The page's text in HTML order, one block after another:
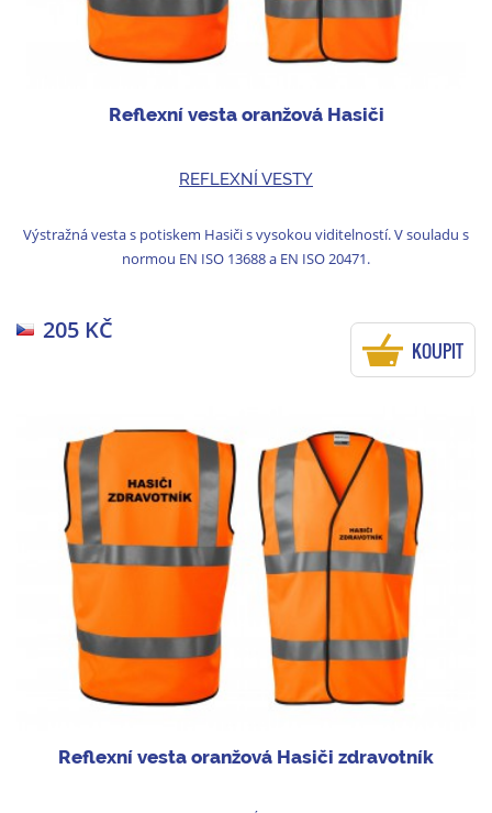
Reflexní vesta oranžová Hasiči
REFLEXNÍ VESTY
Výstražná vesta s potiskem Hasiči s vysokou viditelností. V souladu s
normou EN ISO 13688 a EN ISO 20471.
205 KČ
KOUPIT
Reflexní vesta oranžová Hasiči zdravotník